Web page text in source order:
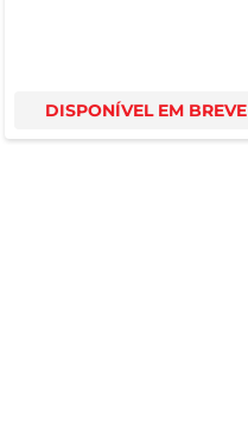
DISPONÍVEL EM BREVE